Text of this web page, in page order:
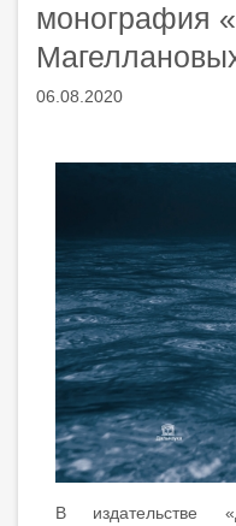
монография
06.08.2020
В издательстве